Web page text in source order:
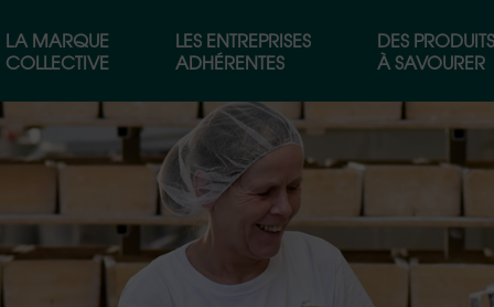
LA MARQUE
COLLECTIVE
LES ENTREPRISES
ADHÉRENTES
DES PRODUITS
À SAVOURER